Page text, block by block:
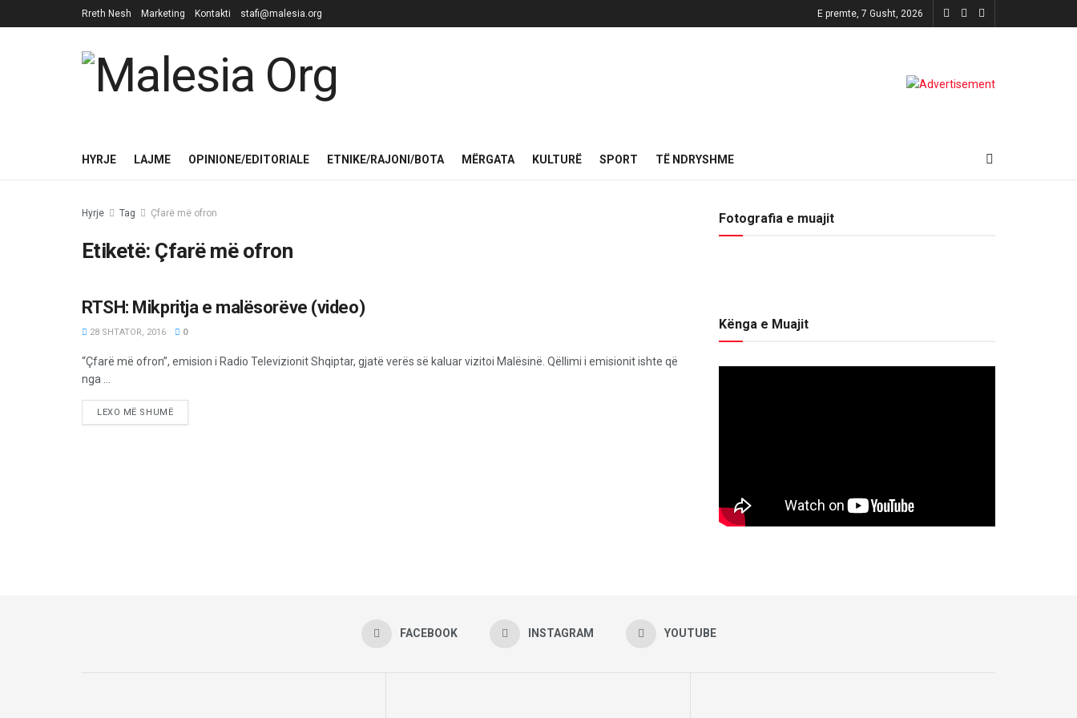
Rreth Nesh Marketing Kontakti stafi@malesia.org E premte, 7 Gusht, 2026
HYRJE LAJME OPINIONE/EDITORIALE ETNIKE/RAJONI/BOTA MËRGATA KULTURË SPORT TË NDRYSHME
Hyrje Tag Çfarë më ofron
Etiketë: Çfarë më ofron
TË NDRYSHME
RTSH: Mikpritja e malësorëve (video)
28 SHTATOR, 2016 0
“Çfarë më ofron”, emision i Radio Televizionit Shqiptar, gjatë verës së kaluar vizitoi Malësinë. Qëllimi i emisionit ishte që
nga ...
LEXO MË SHUMË
Fotografia e muajit
Kënga e Muajit
FACEBOOK INSTAGRAM YOUTUBE